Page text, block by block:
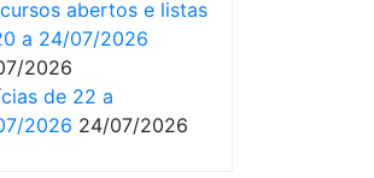
abertos e listas
a 24/07/2026
2026
de 22 a
2026 24/07/2026